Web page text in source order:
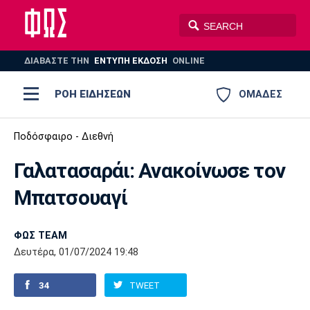
ΔΙΑΒΑΣΤΕ THN ΕΝΤΥΠΗ ΕΚΔΟΣΗ ONLINE
ΟΜΑΔΕΣ
ΡΟΗ ΕΙΔΗΣΕΩΝ
ΠΟΔΟΣΦΑΙΡΟ
ΠΟΛΟ
AUTO-MOTO
Ποδόσφαιρο
Super League 1
Super League 2
Γ Εθνική
Ελλάδα
Μπάσκετ
Ελλάδα
Εθνική
EuroLeague
Ολυμπιακοί Αγώνες
Βόλεϊ
Πόλο
Ολυμπιακός
Παναθηναϊκός Ατρόμητος
Ποδόσφαιρο - Διεθνή
Γαλατασαράι: Ανακοίνωσε τον
Μπατσουαγί
ΦΩΣ TEAM
Δευτέρα, 01/07/2024 19:48
34 TWEET